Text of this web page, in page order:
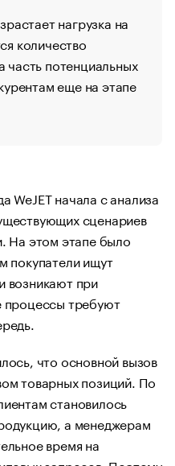
нагрузка на
количество
потенциальных
еще на этапе
WeJET начала с анализа
сценариев
На этом этапе было
покупатели ищут
возникают при
процессы требуют
что основной вызов
товарных позиций. По
становилось
а менеджерам
время на